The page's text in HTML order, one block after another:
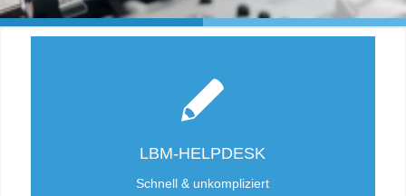
LBM-HELPDESK
Schnell & unkompliziert